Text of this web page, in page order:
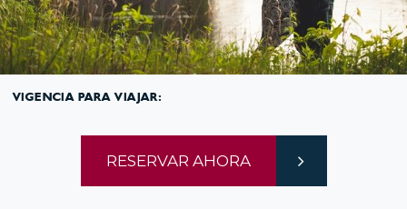
VIGENCIA PARA VIAJAR:
RESERVAR AHORA